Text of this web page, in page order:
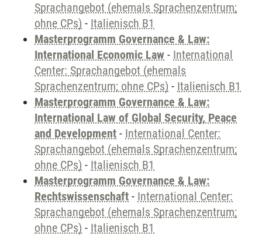
Sprachangebot (ehemals Sprachenzentrum;
ohne CPs) - Italienisch B1
Masterprogramm Governance & Law:
International Economic Law - International
Center: Sprachangebot (ehemals
Sprachenzentrum; ohne CPs) - Italienisch B1
Masterprogramm Governance & Law:
International Law of Global Security, Peace
and Development - International Center:
Sprachangebot (ehemals Sprachenzentrum;
ohne CPs) - Italienisch B1
Masterprogramm Governance & Law:
Rechtswissenschaft - International Center:
Sprachangebot (ehemals Sprachenzentrum;
ohne CPs) - Italienisch B1